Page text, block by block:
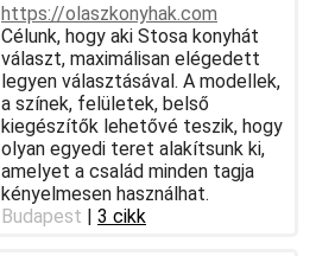
https://olaszkonyhak.com
Célunk, hogy aki Stosa konyhát
választ, maximálisan elégedett
legyen választásával. A modellek,
a színek, felületek, belső
kiegészítők lehetővé teszik, hogy
olyan egyedi teret alakítsunk ki,
amelyet a család minden tagja
kényelmesen használhat.
Budapest | 3 cikk